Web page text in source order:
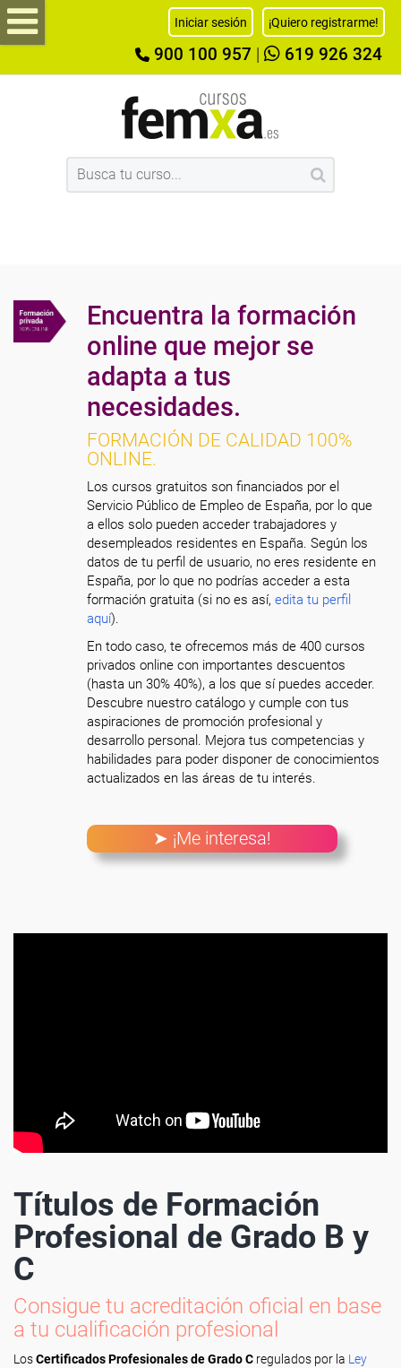
Iniciar sesión ¡Quiero registrarme!
900 100 957 619 926 324
Encuentra la formación
online que mejor se
adapta a tus
necesidades.
FORMACIÓN DE CALIDAD 100%
ONLINE.
Los cursos gratuitos son financiados por el
Servicio Público de Empleo de España, por lo que
a ellos solo pueden acceder trabajadores y
desempleados residentes en España. Según los
datos de tu perfil de usuario, no eres residente en
España, por lo que no podrías acceder a esta
formación gratuita (si no es así,edita tu perfil
aquí).
En todo caso, te ofrecemos más de 400 cursos
privados online con importantes descuentos
(hasta un 30% 40%), a los que sí puedes acceder.
Descubre nuestro catálogo y cumple con tus
aspiraciones de promoción profesional y
desarrollo personal. Mejora tus competencias y
habilidades para poder disponer de conocimientos
actualizados en las áreas de tu interés.
➤ ¡Me interesa!
Títulos de Formación
Profesional de Grado B y
C
Consigue tu acreditación oficial en base
a tu cualificación profesional
LosCertificados Profesionales de Grado C regulados por la Ley